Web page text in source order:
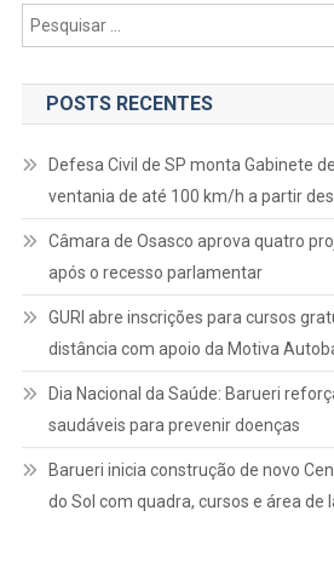
Em
Parnaíba
POSTS RECENTES
Defesa Civil de SP monta Gabinete
ventania de até 100 km/h a partir
Câmara de Osasco aprova quatro
após o recesso parlamentar
GURI abre inscrições para cursos
distância com apoio da Motiva
Dia Nacional da Saúde: Barueri
saudáveis para prevenir doenças
Barueri inicia construção de novo
do Sol com quadra, cursos e área de